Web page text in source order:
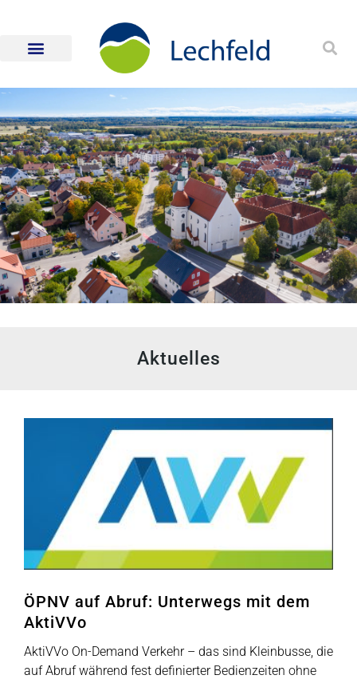
Aktuelles
ÖPNV auf Abruf: Unterwegs mit dem
AktiVVo
AktiVVo On-Demand Verkehr – das sind Kleinbusse, die
auf Abruf während fest definierter Bedienzeiten ohne